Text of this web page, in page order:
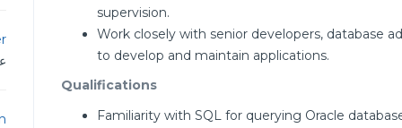
supervision.
Work closely with senior developers, database
to develop and maintain applications.
Qualifications
Familiarity with SQL for querying Oracle